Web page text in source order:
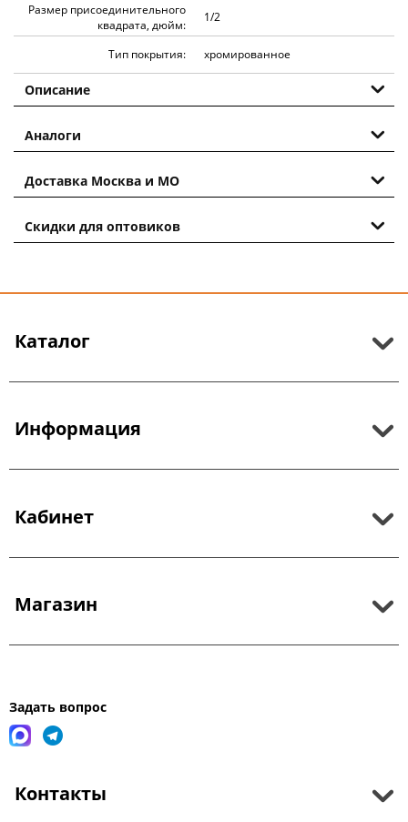
Размер присоединительного
квадрата, дюйм:
1/2
Тип покрытия: хромированное
Описание
Аналоги
Доставка Москва и МО
Скидки для оптовиков
Каталог
Информация
Кабинет
Магазин
Задать вопрос
Контакты